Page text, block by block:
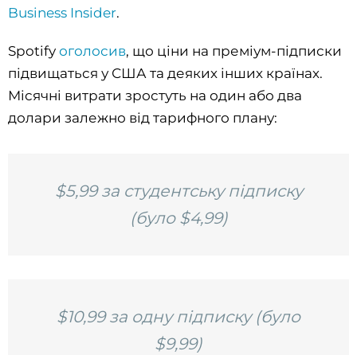
Business Insider.
Spotify оголосив, що ціни на преміум-підписки
підвищаться у США та деяких інших країнах.
Місячні витрати зростуть на один або два
долари залежно від тарифного плану:
$5,99 за студентську підписку
(було $4,99)
$10,99 за одну підписку (було
$9,99)